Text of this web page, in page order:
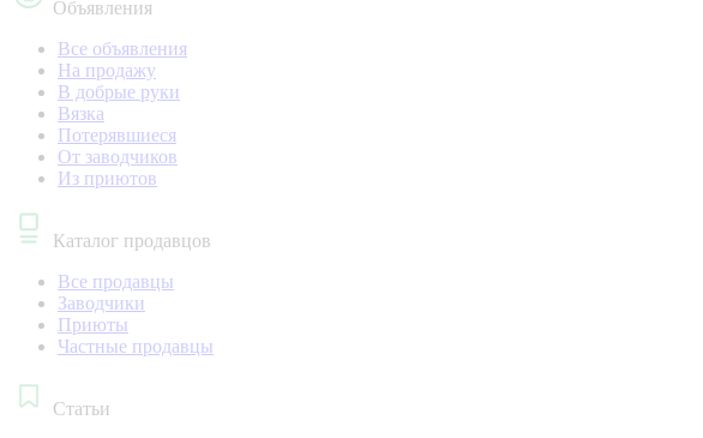
Объявления
Все объявления
На продажу
В добрые руки
Вязка
Потерявшиеся
От заводчиков
Из приютов
Каталог продавцов
Все продавцы
Заводчики
Приюты
Частные продавцы
Статьи